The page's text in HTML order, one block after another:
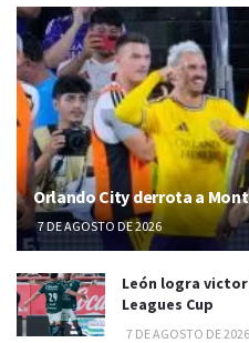
Orlando City derrota a
7 DE AGOSTO DE 2026
León logra
Leagues Cup
7 DE AGOSTO DE 2026